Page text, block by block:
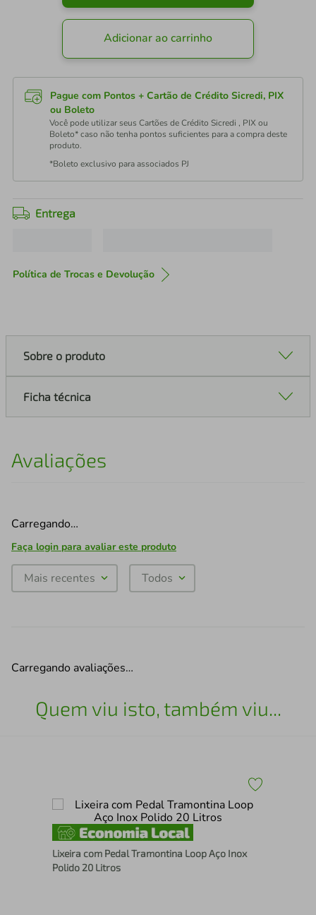
Adicionar ao carrinho
Pague com Pontos + Cartão de Crédito Sicredi, PIX
ou Boleto
Você pode utilizar seus Cartões de Crédito Sicredi , PIX ou
Boleto* caso não tenha pontos suficientes para a compra deste
produto.
*Boleto exclusivo para associados PJ
Entrega
Política de Trocas e Devolução
Sobre o produto
Ficha técnica
Avaliações
Carregando…
Faça login para avaliar este produto
Mais recentes Todos
Carregando avaliações…
Quem viu isto, também viu...
Lixeira com Pedal Tramontina Loop Aço Inox
Polido 20 Litros